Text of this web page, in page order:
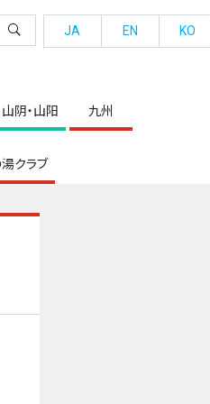
山阴・山阳 九州
クラブ
JA EN KO